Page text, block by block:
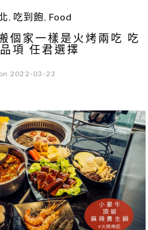
, 吃到飽, Food
個家一樣是火烤兩吃 吃
項 任君選擇
2022-03-23